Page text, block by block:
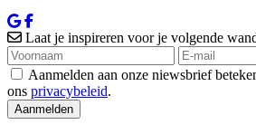
Laat je inspireren voor je volgende
Aanmelden aan onze niewsbrief
ons privacybeleid.